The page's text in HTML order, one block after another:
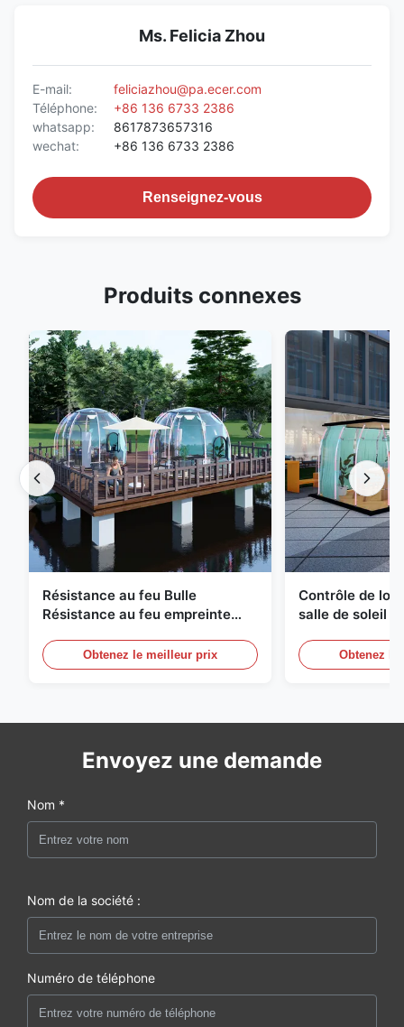
Ms. Felicia Zhou
E-mail:
feliciazhou@pa.ecer.com
Téléphone:
+86 136 6733 2386
whatsapp:
8617873657316
wechat:
+86 136 6733 2386
Renseignez-vous
Produits connexes
Résistance au feu Bulle
Résistance au feu empreinte
Obtenez le meilleur prix
Contrôle de
salle de soleil
Obtenez
Envoyez une demande
Nom *
Nom de la société :
Numéro de téléphone